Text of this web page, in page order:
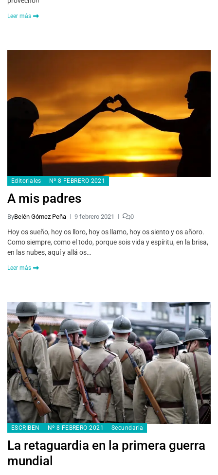
Leer más
Editoriales Nº 8 FEBRERO 2021
A mis padres
ByBelén Gómez Peña 9 febrero 2021 0
Hoy os sueño, hoy os lloro, hoy os llamo, hoy os siento y os añoro.
Como siempre, como el todo, porque sois vida y espíritu, en la brisa,
en las nubes, aquí y allá os…
Leer más
ESCRIBEN Nº 8 FEBRERO 2021 Secundaria
La retaguardia en la primera guerra
mundial